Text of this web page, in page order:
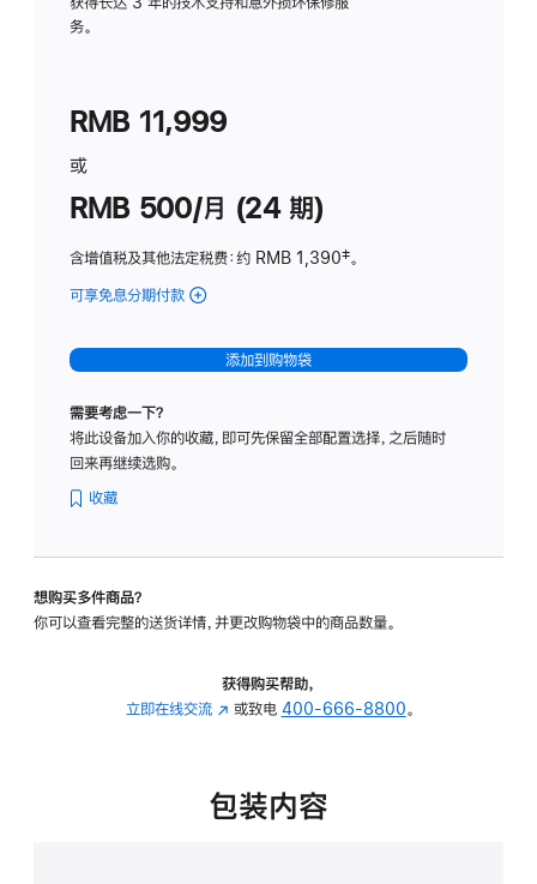
务。
RMB 11,999
或
RMB 500/月 (24 期)
含增值税及其他法定税费：约 RMB 1,390脚
‡。
可享免息分期付款 (Studio
-
标
璃
转
的
添加到购物袋
需要考虑一下？
将此设备加入你的收藏，即可先保留全部配置选择，之后随时
回来再继续选购。
收藏
想购买多件商品？
你可以查看完整的送货详情，并更改购物袋中的商品数量。
获得购买帮助，
立即在线交流 (在
中
或致电 400-666-8800。
包装内容